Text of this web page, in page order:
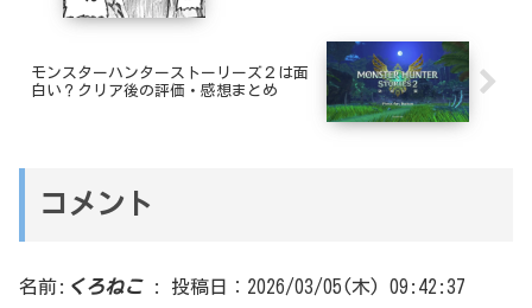
モンスターハンターストーリーズ２は面
白い？クリア後の評価・感想まとめ
コメント
名前: くろねこ:
投稿日：2026/03/05(木) 09:42:37